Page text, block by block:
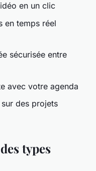
en un clic
en temps réel
sécurisée entre
avec votre agenda
des projets
types